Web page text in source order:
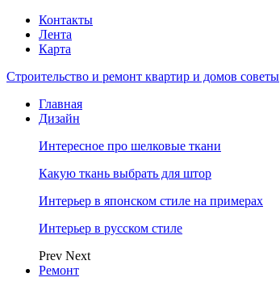
Контакты
Лента
Карта
Строительство и ремонт квартир и домов советы
Главная
Дизайн
Интересное про шелковые ткани
Какую ткань выбрать для штор
Интерьер в японском стиле на примерах
Интерьер в русском стиле
Prev Next
Ремонт